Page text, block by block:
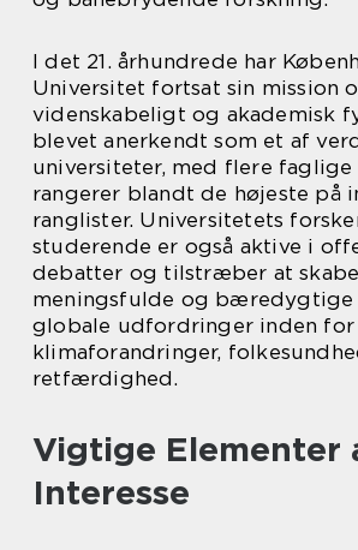
I det 21. århundrede har
Universitet fortsat sin mission
videnskabeligt og akademisk
blevet anerkendt som et af
universiteter, med flere faglige
rangerer blandt de højeste på
ranglister. Universitetets
studerende er også aktive i
debatter og tilstræber at skabe
meningsfulde og bæredygtige
globale udfordringer inden for
klimaforandringer,
retfærdighed.
Vigtige Elementer
Interesse